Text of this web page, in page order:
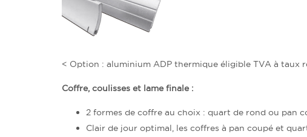
< Option : aluminium ADP thermique éligible TVA à taux
Coffre, coulisses et lame finale :
2 formes de coffre au choix : quart de rond ou pan
Clair de jour optimal, les coffres à pan coupé et